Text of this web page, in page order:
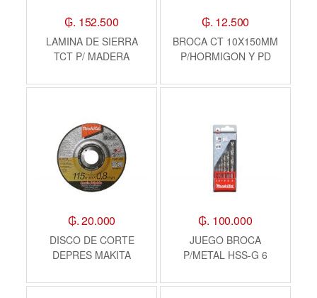
₲. 152.500
LAMINA DE SIERRA
TCT P/ MADERA
₲. 12.500
BROCA CT 10X150MM
P/HORMIGON Y PD
₲. 20.000
DISCO DE CORTE
DEPRES MAKITA
₲. 100.000
JUEGO BROCA
P/METAL HSS-G 6